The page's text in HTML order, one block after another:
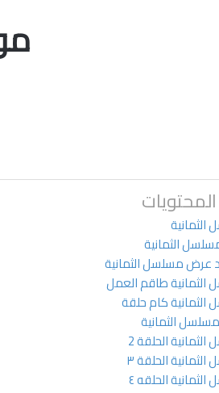
المحتويات
الثمانية
عرض مسلسل الثمانية
طاقم العمل
كام حلقة
الثمانية
الحلقة 2
الحلقة ٣
الحلقه ٤